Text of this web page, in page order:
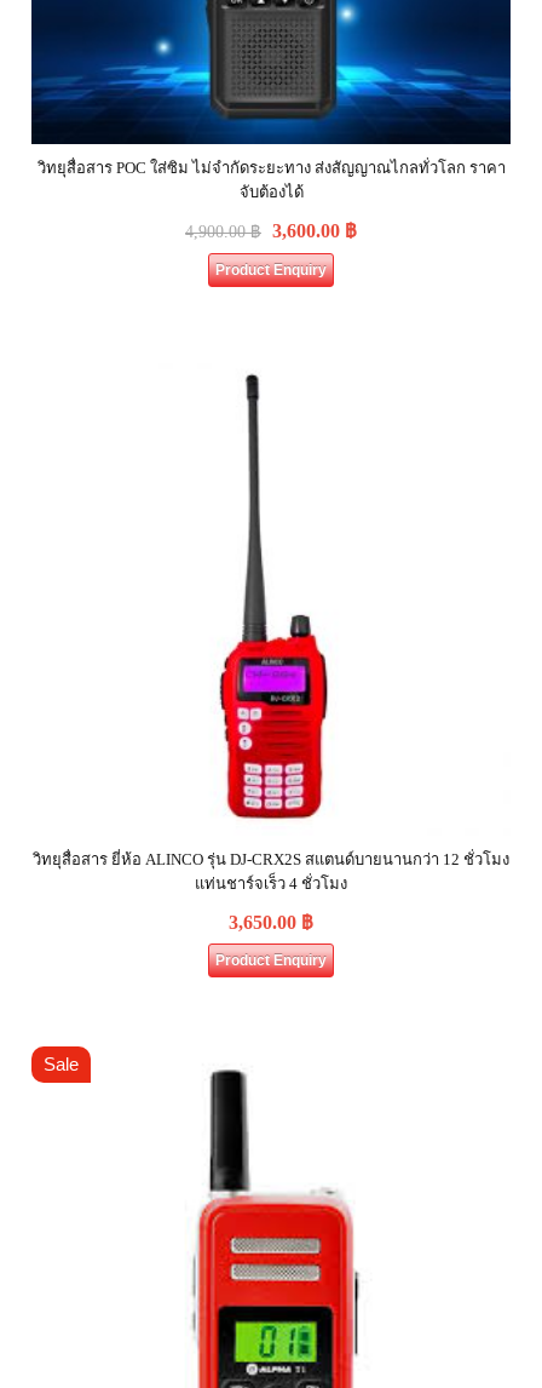
วิทยุสื่อสาร POC ใส่ซิม ไม่จำกัดระยะทาง ส่งสัญญาณไกลทั่วโลก ราคา
จับต้องได้
4,900.00฿ 3,600.00 ฿
Product Enquiry
วิทยุสื่อสาร ยี่ห้อ ALINCO รุ่น DJ-CRX2S สแตนด์บายนานกว่า 12 ชั่วโมง
แท่นชาร์จเร็ว 4 ชั่วโมง
3,650.00 ฿
Product Enquiry
Sale